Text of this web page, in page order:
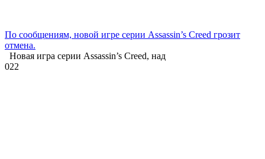
По сообщениям, новой игре серии Assassin’s Creed грозит
отмена.
Новая игра серии Assassin’s Creed, над
022